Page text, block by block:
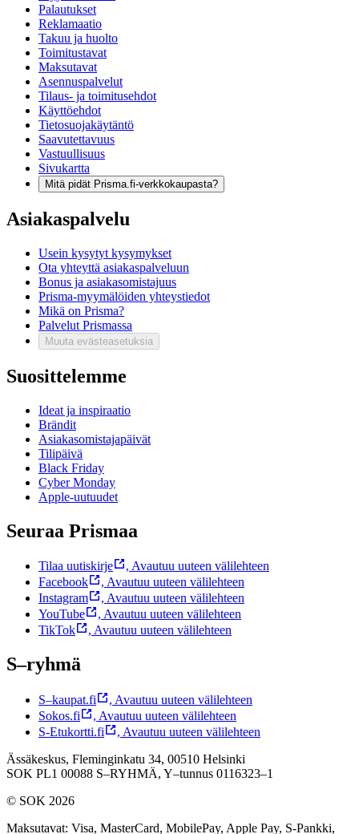
Palautukset
Reklamaatio
Takuu ja huolto
Toimitustavat
Maksutavat
Asennuspalvelut
Tilaus- ja toimitusehdot
Käyttöehdot
Tietosuojakäytäntö
Saavutettavuus
Vastuullisuus
Sivukartta
Mitä pidät Prisma.fi-verkkokaupasta?
Asiakaspalvelu
Usein kysytyt kysymykset
Ota yhteyttä asiakaspalveluun
Bonus ja asiakasomistajuus
Prisma-myymälöiden yhteystiedot
Mikä on Prisma?
Palvelut Prismassa
Muuta evästeasetuksia
Suosittelemme
Ideat ja inspiraatio
Brändit
Asiakasomistajapäivät
Tilipäivä
Black Friday
Cyber Monday
Apple-uutuudet
Seuraa Prismaa
Tilaa uutiskirje , Avautuu uuteen välilehteen
Facebook
, Avautuu uuteen välilehteen
Instagram
, Avautuu uuteen välilehteen
YouTube
, Avautuu uuteen välilehteen
TikTok
, Avautuu uuteen välilehteen
S–ryhmä
S–kaupat.fi , Avautuu uuteen välilehteen
Sokos.fi
, Avautuu uuteen välilehteen
S-Etukortti.fi
, Avautuu uuteen välilehteen
Ässäkeskus, Fleminginkatu 34, 00510 Helsinki
SOK PL1 00088 S–RYHMÄ, Y–tunnus 0116323–1
© SOK 2026
Maksutavat: Visa, MasterCard, MobilePay, Apple Pay, S-Pankki,